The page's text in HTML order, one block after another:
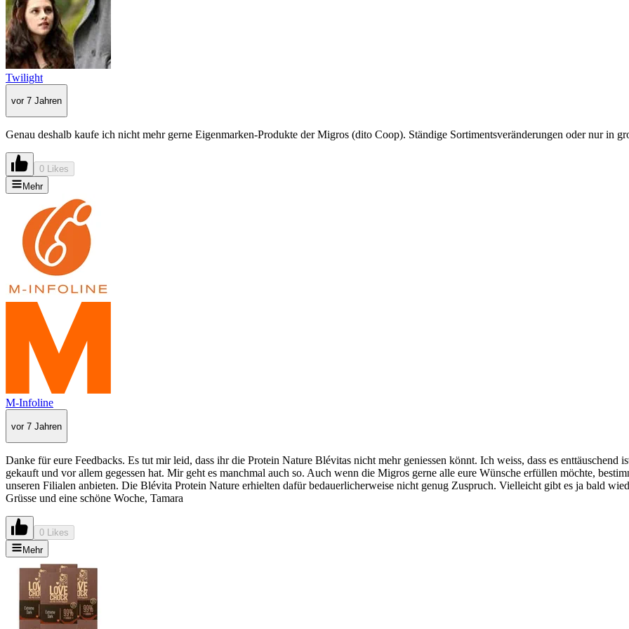
Twilight
vor 7 Jahren
Genau deshalb kaufe ich nicht mehr gerne Eigenmarken-Produkte der Migros (dito Coop). Ständige Sortimentsveränderungen oder nur in
0 Likes
Mehr
M-Infoline
vor 7 Jahren
Danke für eure Feedbacks. Es tut mir leid, dass ihr die Protein Nature Blévitas nicht mehr geniessen könnt. Ich weiss, dass es enttäuschend
gekauft und vor allem gegessen hat. Mir geht es manchmal auch so. Auch wenn die Migros gerne alle eure Wünsche erfüllen möchte,
unseren Filialen anbieten. Die Blévita Protein Nature erhielten dafür bedauerlicherweise nicht genug Zuspruch. Vielleicht gibt es ja bald
Grüsse und eine schöne Woche, Tamara
0 Likes
Mehr